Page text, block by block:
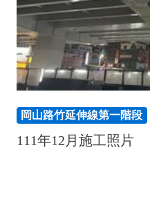
岡山路竹延伸線第一階段
111年12月施工照片